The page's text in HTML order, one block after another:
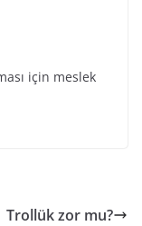
için meslek
Trollük zor mu?